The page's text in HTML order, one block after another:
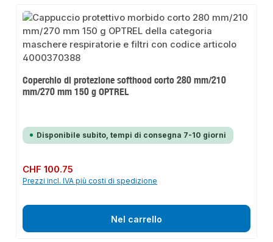
Coperchio di protezione softhood corto 280 mm/210
mm/270 mm 150 g OPTREL
Disponibile subito, tempi di consegna 7-10 giorni
Prezzo normale:
CHF 100.75
Prezzi incl. IVA più costi di spedizione
Nel carrello